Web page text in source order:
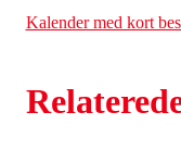
Kalender med kort